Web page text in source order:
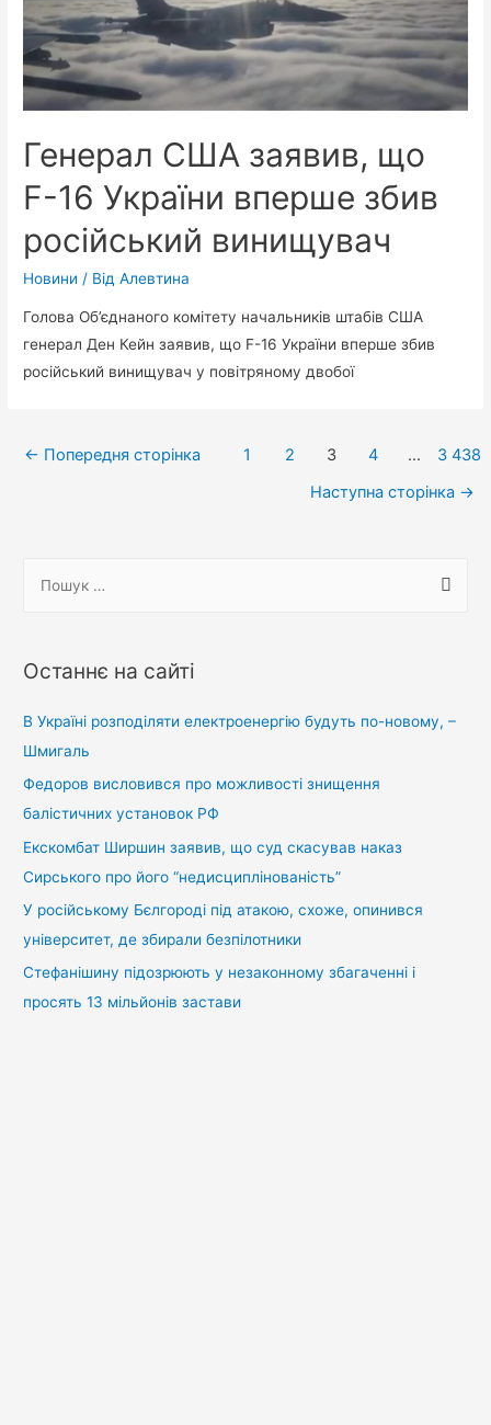
Генерал США заявив, що
F-16 України вперше збив
російський винищувач
Новини / ВідАлевтина
Голова Об’єднаного комітету начальників штабів США
генерал Ден Кейн заявив, що F-16 України вперше збив
російський винищувач у повітряному двобої
Навігація
← Попередня сторінка 1 2 3 4 …
3 438
Наступна сторінка →
у
:
Останнє на сайті
В Україні розподіляти електроенергію будуть по-новому, –
Шмигаль
Федоров висловився про можливості знищення
балістичних установок РФ
Екскомбат Ширшин заявив, що суд скасував наказ
Сирського про його “недисциплінованість”
У російському Бєлгороді під атакою, схоже, опинився
університет, де збирали безпілотники
Стефанішину підозрюють у незаконному збагаченні і
просять 13 мільйонів застави